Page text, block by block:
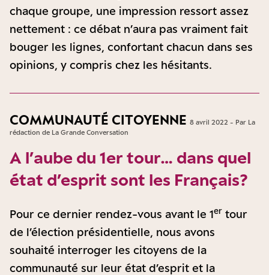
chaque groupe, une impression ressort assez
nettement : ce débat n’aura pas vraiment fait
bouger les lignes, confortant chacun dans ses
opinions, y compris chez les hésitants.
COMMUNAUTÉ CITOYENNE 8 avril 2022 - Par La
rédaction de La Grande Conversation
A l’aube du 1er tour… dans quel
état d’esprit sont les Français ?
Pour ce dernier rendez-vous avant le 1er tour
de l’élection présidentielle, nous avons
souhaité interroger les citoyens de la
communauté sur leur état d’esprit et la